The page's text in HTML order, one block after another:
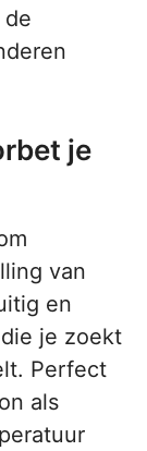
je
van
en
je zoekt
Perfect
als